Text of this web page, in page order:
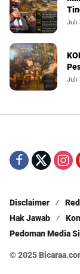
Juli
Juli
Disclaimer
Hak Jawab
Pedoman Media
© 2025